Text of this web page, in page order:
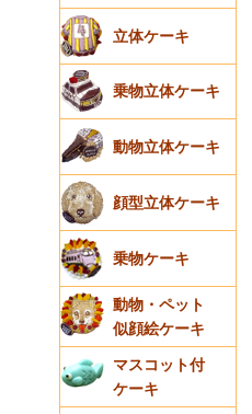
立体ケーキ
乗物立体ケーキ
動物立体ケーキ
顔型立体ケーキ
乗物ケーキ
動物・ペット
似顔絵ケーキ
マスコット付
ケーキ